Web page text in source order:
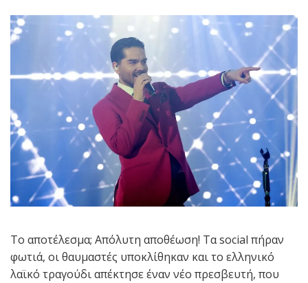
Το αποτέλεσμα; Απόλυτη αποθέωση! Τα social πήραν
φωτιά, οι θαυμαστές υποκλίθηκαν και το ελληνικό
λαϊκό τραγούδι απέκτησε έναν νέο πρεσβευτή, που